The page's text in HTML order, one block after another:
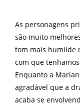
As personagens
são muito
tom mais humilde
com que
Enquanto a
agradável que a
acaba se